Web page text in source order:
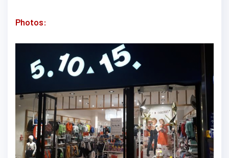
Photos: